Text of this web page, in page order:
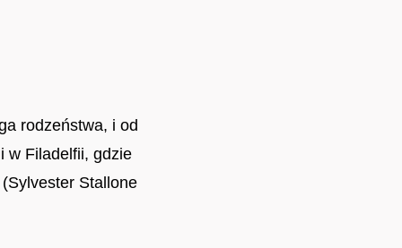
rodzeństwa, i od
w Filadelfii, gdzie
Stallone